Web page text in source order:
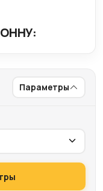
Параметры